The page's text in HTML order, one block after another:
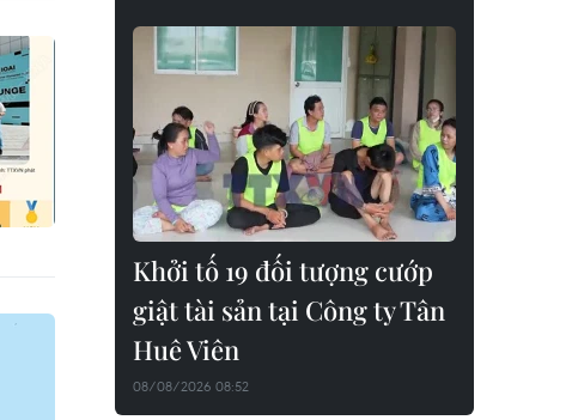
Khởi tố 19 đối tượng cướp
giật tài sản tại Công ty Tân
Huê Viên
08/08/2026 08:52